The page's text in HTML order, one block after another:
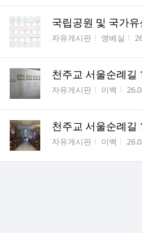
국립공원 및 국가
게시판명
자유게시판 작성자
앵베실
천주교 서울순례
게시판명
자유게시판 작성자
이백 작
천주교 서울순례
게시판명
자유게시판 작성자
이백 작